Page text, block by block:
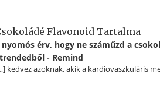
Flavonoid Tartalma
nyomós érv, hogy ne száműzd a
- Remind
kedvez azoknak, akik a kardiovaszkuláris